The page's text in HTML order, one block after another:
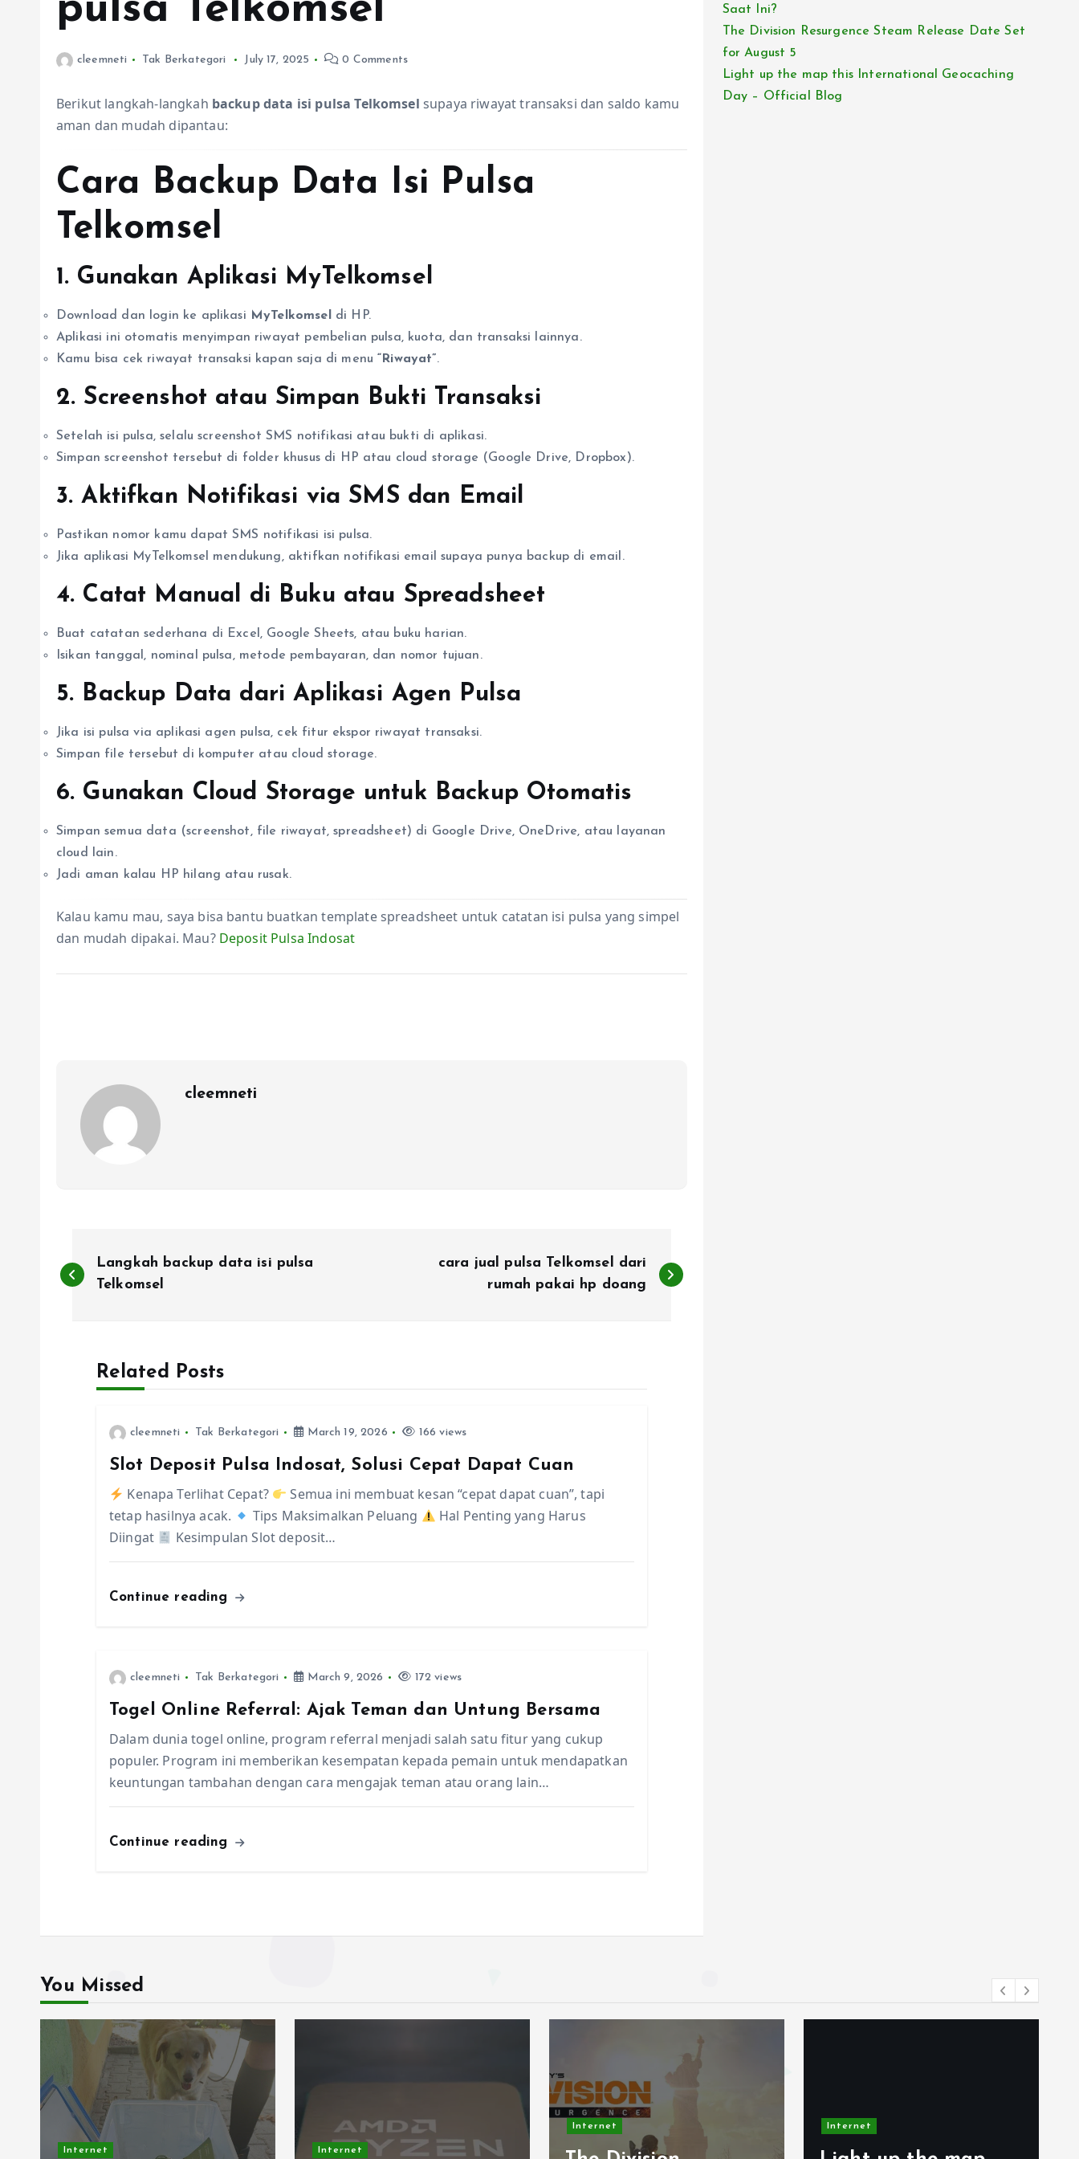
pulsa Telkomsel
cleemneti Tak Berkategori July 17, 2025 0 Comments
Berikut langkah-langkah backup data isi pulsa Telkomsel supaya riwayat transaksi dan saldo kamu
aman dan mudah dipantau:
Cara Backup Data Isi Pulsa
Telkomsel
1. Gunakan Aplikasi MyTelkomsel
Download dan login ke aplikasi MyTelkomsel
di HP.
Aplikasi ini otomatis menyimpan riwayat pembelian pulsa, kuota, dan transaksi lainnya.
Kamu bisa cek riwayat transaksi kapan saja di menu“Riwayat”.
2. Screenshot atau Simpan Bukti Transaksi
Setelah isi pulsa, selalu screenshot SMS notifikasi atau bukti di aplikasi.
Simpan screenshot tersebut di folder khusus di HP atau cloud storage (Google Drive, Dropbox).
3.Aktifkan Notifikasi via SMS dan Email
Pastikan nomor kamu dapat SMS notifikasi isi pulsa.
Jika aplikasi MyTelkomsel mendukung, aktifkan notifikasi email supaya punya backup di email.
4. Catat Manual di Buku atau Spreadsheet
Buat catatan sederhana di Excel, Google Sheets, atau buku harian.
Isikan tanggal, nominal pulsa, metode pembayaran, dan nomor tujuan.
5. Backup Data dari Aplikasi Agen Pulsa
Jika isi pulsa via aplikasi agen pulsa, cek fitur ekspor riwayat transaksi.
Simpan file tersebut di komputer atau cloud storage.
6. Gunakan Cloud Storage untuk Backup Otomatis
Simpan semua data (screenshot, file riwayat, spreadsheet) di Google Drive, OneDrive, atau layanan
cloud lain.
Jadi aman kalau HP hilang atau rusak.
Kalau kamu mau, saya bisa bantu buatkan template spreadsheet untuk catatan isi pulsa yang simpel
dan mudah dipakai. Mau? Deposit Pulsa Indosat
cleemneti
o
Langkah backup data isi pulsa
Telkomsel
cara jual pulsa Telkomsel dari
rumah pakai hp doang
Related Posts
cleemneti Tak Berkategori March 19, 2026 166 views
Slot Deposit Pulsa Indosat, Solusi Cepat Dapat Cuan
Kenapa Terlihat Cepat?
Semua ini membuat kesan “cepat dapat cuan”, tapi
tetap hasilnya acak.
Tips Maksimalkan Peluang
Hal Penting yang Harus
Diingat
Kesimpulan Slot deposit…
Continue reading
cleemneti Tak Berkategori March 9, 2026 172 views
Togel Online Referral: Ajak Teman dan Untung Bersama
Dalam dunia togel online, program referral menjadi salah satu fitur yang cukup
populer. Program ini memberikan kesempatan kepada pemain untuk mendapatkan
keuntungan tambahan dengan cara mengajak teman atau orang lain…
Continue reading
Saat Ini?
The Division Resurgence Steam Release Date Set
for August 5
Light up the map this International Geocaching
Day – Official Blog
You Missed
Internet
Internet Internet Internet